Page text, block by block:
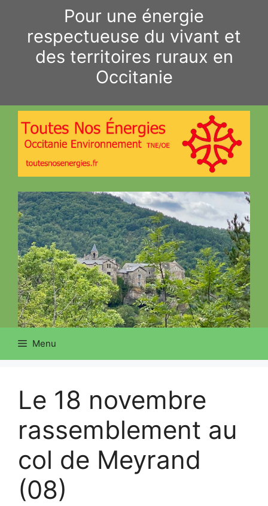
contenu
Pour une énergie
respectueuse du vivant et
des territoires ruraux en
Occitanie
Menu
Le 18 novembre
rassemblement au
col de Meyrand
(08)